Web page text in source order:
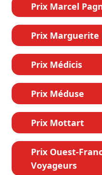
Prix Marcel
Prix Marguerite
Prix Médicis
Prix Méduse
Prix Mottart
Prix Ouest-
Voyageurs